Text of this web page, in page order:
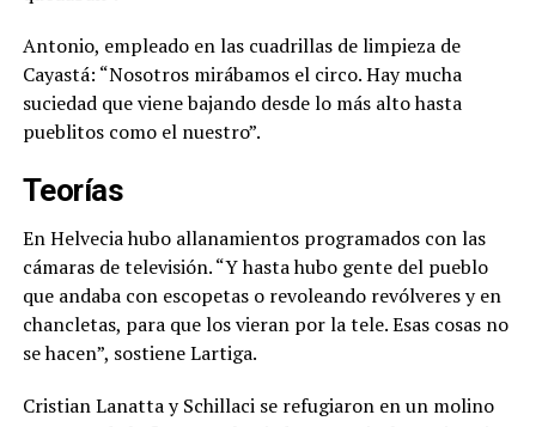
Antonio, empleado en las cuadrillas de limpieza de
Cayastá: “Nosotros mirábamos el circo. Hay mucha
suciedad que viene bajando desde lo más alto hasta
pueblitos como el nuestro”.
Teorías
En Helvecia hubo allanamientos programados con las
cámaras de televisión. “Y hasta hubo gente del pueblo
que andaba con escopetas o revoleando revólveres y en
chancletas, para que los vieran por la tele. Esas cosas no
se hacen”, sostiene Lartiga.
Cristian Lanatta y Schillaci se refugiaron en un molino